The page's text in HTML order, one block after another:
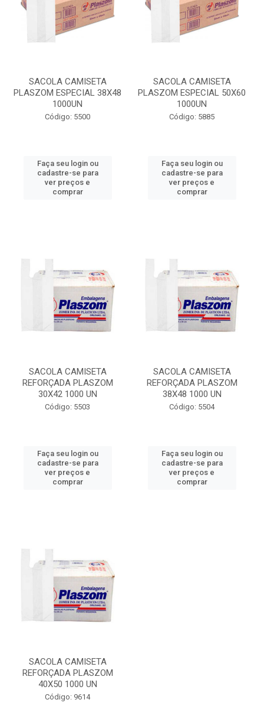
SACOLA CAMISETA
PLASZOM ESPECIAL 38X48
1000UN
Código: 5500
Faça seu login ou
cadastre-se para
ver preços e
comprar
SACOLA CAMISETA
PLASZOM ESPECIAL 50X60
1000UN
Código: 5885
Faça seu login ou
cadastre-se para
ver preços e
comprar
SACOLA CAMISETA
REFORÇADA PLASZOM
30X42 1000 UN
Código: 5503
Faça seu login ou
cadastre-se para
ver preços e
comprar
SACOLA CAMISETA
REFORÇADA PLASZOM
38X48 1000 UN
Código: 5504
Faça seu login ou
cadastre-se para
ver preços e
comprar
SACOLA CAMISETA
REFORÇADA PLASZOM
40X50 1000 UN
Código: 9614